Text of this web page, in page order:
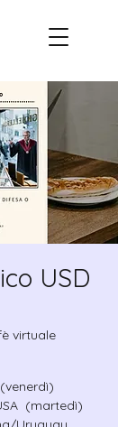
USD
virtuale
(martedì)